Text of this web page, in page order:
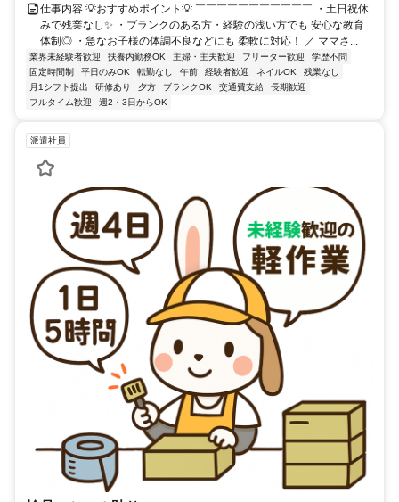
仕事内容 💡おすすめポイント💡 ￣￣￣￣￣￣￣￣￣￣￣ ・土日祝休
みで残業なし✨ ・ブランクのある方・経験の浅い方でも 安心な教育
体制◎ ・急なお子様の体調不良などにも 柔軟に対応！ ／ ママさ...
業界未経験者歓迎 扶養内勤務OK 主婦・主夫歓迎 フリーター歓迎
学歴不問
固定時間制
平日のみOK 転勤なし 午前 経験者歓迎 ネイルOK
残業なし
月1シフト提出
研修あり 夕方 ブランクOK 交通費支給
長期歓迎
フルタイム歓迎
週2・3日からOK
派遣社員